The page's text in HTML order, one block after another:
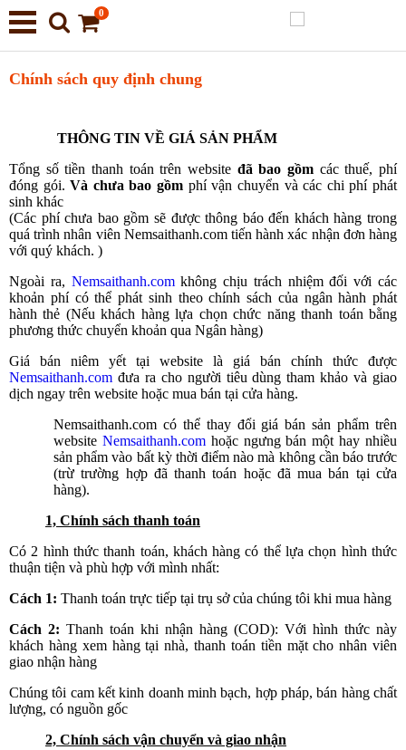
0
Chính sách quy định chung
THÔNG TIN VỀ GIÁ SẢN PHẨM
Tổng số tiền thanh toán trên website đã bao gồm các thuế, phí
đóng gói.Và chưa bao gồm phí vận chuyển và các chi phí phát
sinh khác
(Các phí chưa bao gồm sẽ được thông báo đến khách hàng trong
quá trình nhân viên Nemsaithanh.com tiến hành xác nhận đơn hàng
với quý khách. )
Ngoài ra, Nemsaithanh.comkhông chịu trách nhiệm đối với các
khoản phí có thể phát sinh theo chính sách của ngân hành phát
hành thẻ (Nếu khách hàng lựa chọn chức năng thanh toán bằng
phương thức chuyển khoản qua Ngân hàng)
Giá bán niêm yết tại website là giá bán chính thức được
Nemsaithanh.com đưa ra cho người tiêu dùng tham khảo và giao
dịch ngay trên website hoặc mua bán tại cửa hàng.
Nemsaithanh.com có thể thay đổi giá bán sản phẩm trên
website Nemsaithanh.comhoặc ngưng bán một hay nhiều
sản phẩm vào bất kỳ thời điểm nào mà không cần báo trước
(trừ trường hợp đã thanh toán hoặc đã mua bán tại cửa
hàng).
1, Chính sách thanh toán
Có 2 hình thức thanh toán, khách hàng có thể lựa chọn hình thức
thuận tiện và phù hợp với mình nhất:
Cách 1: Thanh toán trực tiếp tại trụ sở của chúng tôi khi mua hàng
Cách 2: Thanh toán khi nhận hàng (COD): Với hình thức này
khách hàng xem hàng tại nhà, thanh toán tiền mặt cho nhân viên
giao nhận hàng
Chúng tôi cam kết kinh doanh minh bạch, hợp pháp, bán hàng chất
lượng, có nguồn gốc
2, Chính sách vận chuyển và giao nhận